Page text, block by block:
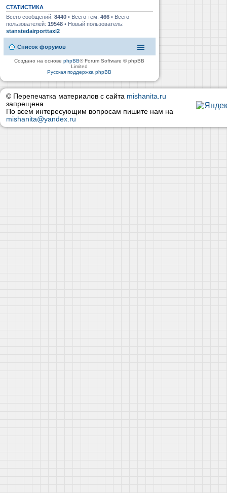
СТАТИСТИКА
Всего сообщений: 8440 • Всего тем: 466 • Всего
пользователей: 19548 • Новый пользователь:
stanstedairporttaxi2
Список форумов
Создано на основеphpBB® Forum Software © phpBB
Limited
Русская поддержка phpBB
© Перепечатка материалов с сайта mishanita.ru
запрещена
По всем интересующим вопросам пишите нам на
mishanita@yandex.ru